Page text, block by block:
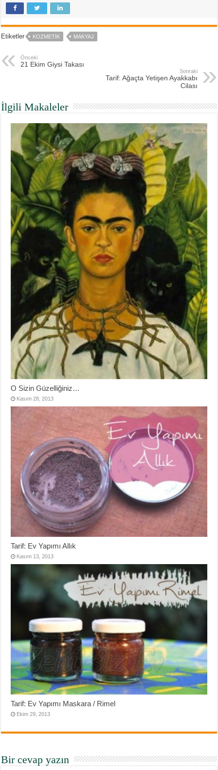
Etiketler KOZMETIK MAKYAJ
Önceki
21 Ekim Giysi Takası
Sonraki
Tarif: Ağaçta Yetişen Ayakkabı
Cilası
İlgili Makaleler
O Sizin Güzelliğiniz…
Kasım 28, 2013
Tarif: Ev Yapımı Allık
Kasım 13, 2013
Tarif: Ev Yapımı Maskara / Rimel
Ekim 29, 2013
Bir cevap yazın